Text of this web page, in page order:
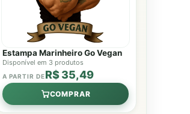
Estampa Marinheiro Go Vegan
Disponível em 3 produtos
A PARTIR DER$ 35,49
COMPRAR